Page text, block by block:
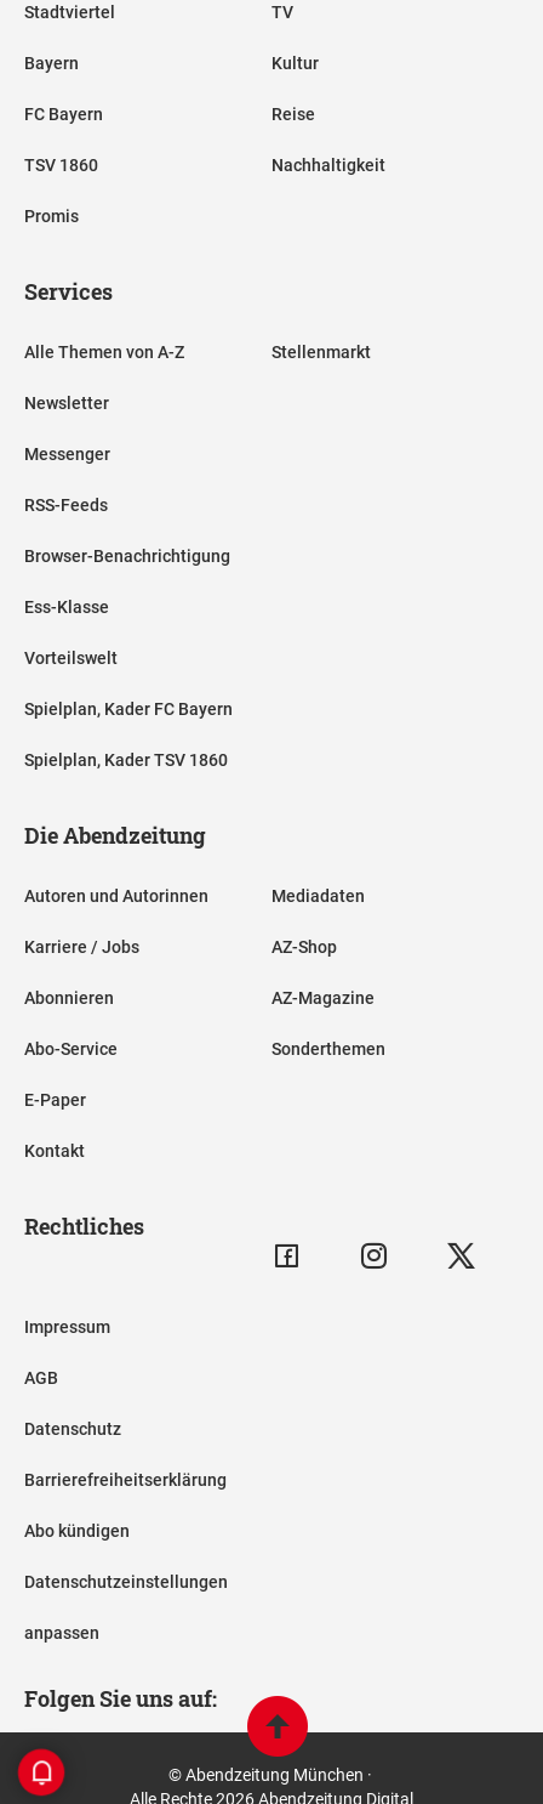
Stadtviertel
Bayern
FC Bayern
TSV 1860
Promis
TV
Kultur
Reise
Nachhaltigkeit
Services
Alle Themen von A-Z
Newsletter
Messenger
RSS-Feeds
Browser-Benachrichtigung
Ess-Klasse
Vorteilswelt
Spielplan, Kader FC Bayern
Spielplan, Kader TSV 1860
Stellenmarkt
Die Abendzeitung
Autoren und Autorinnen
Karriere / Jobs
Abonnieren
Abo-Service
E-Paper
Kontakt
Mediadaten
AZ-Shop
AZ-Magazine
Sonderthemen
Rechtliches
Impressum
AGB
Datenschutz
Barrierefreiheitserklärung
Abo kündigen
Datenschutzeinstellungen
anpassen
Folgen Sie uns auf:
© Abendzeitung München ·
Alle Rechte 2026 Abendzeitung Digital